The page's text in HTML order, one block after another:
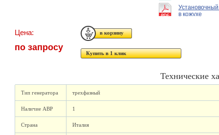
в кожухе
Цена:
по запросу
Купить в 1 клик
Технические
Тип генератора трехфазный
Наличие АВР 1
Страна Италия